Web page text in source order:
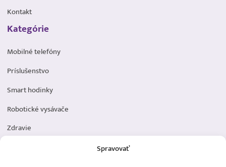
Spravovať
Kontakt
Kategórie
Mobilné telefóny
Príslušenstvo
Smart hodinky
Robotické vysávače
Zdravie